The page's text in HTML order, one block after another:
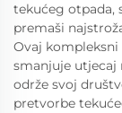
tekućeg otpada,
premaši
Ovaj
smanjuje utjecaj
održe svoj
pretvorbe